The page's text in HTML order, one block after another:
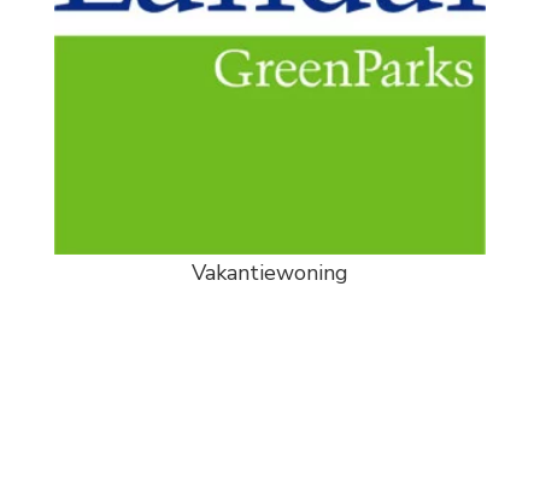
Vakantiewoning